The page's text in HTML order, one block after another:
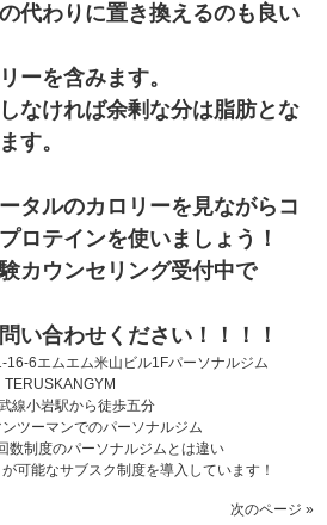
代わりに置き換えるのも良い
ーを含みます。
なければ余剰な分は脂肪とな
す。
タルのカロリーを見ながらコ
ロテインを使いましょう！
カウンセリング受付中で
い合わせください！！！！
16-6エムエム米山ビル1Fパーソナルジム
TERUSKANGYM
線小岩駅から徒歩五分
ツーマンでのパーソナルジム
数制度のパーソナルジムとは違い
可能なサブスク制度を導入しています！
次のページ »